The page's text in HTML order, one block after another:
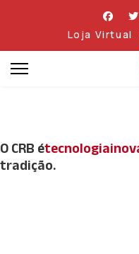
Loja Virtual
O CRB étecnologia
tradição.